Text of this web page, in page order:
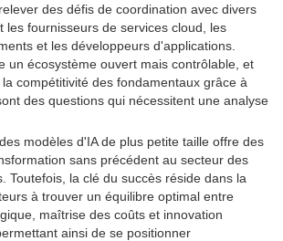
des défis de coordination avec divers
les fournisseurs de services cloud, les
et les développeurs d'applications.
un écosystème ouvert mais contrôlable, et
compétitivité des fondamentaux grâce à
des questions qui nécessitent une analyse
modèles d'IA de plus petite taille offre des
sans précédent au secteur des
Toutefois, la clé du succès réside dans la
à trouver un équilibre optimal entre
maîtrise des coûts et innovation
ainsi de se positionner